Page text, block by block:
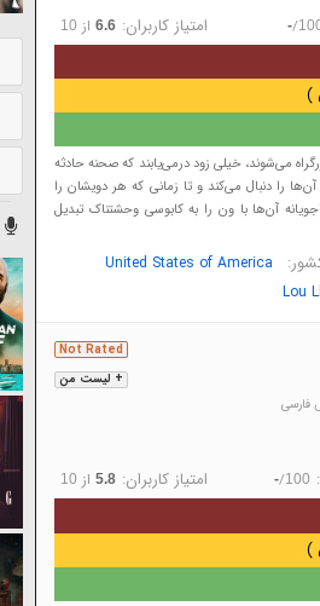
-/ امتیاز کاربران: 6.6 از 10
)
می‌شوند، خیلی زود درمی‌یابند که صحنه حادثه
را دنبال می‌کند و تا زمانی که هر دویشان را
آن‌ها با ون را به کابوسی وحشتناک تبدیل
United States of America
Lou
+ لیست من
Not Rated
فارسی
-/100 امتیاز کاربران: 5.8 از 10
)